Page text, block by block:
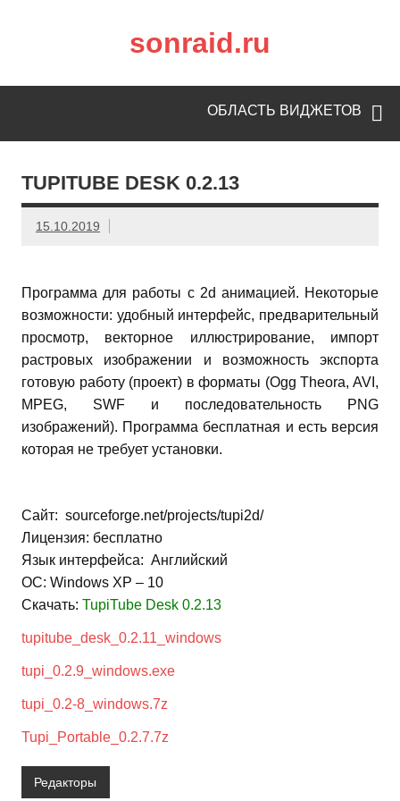
sonraid.ru
ОБЛАСТЬ ВИДЖЕТОВ
TUPITUBE DESK 0.2.13
15.10.2019
Программа для работы с 2d анимацией. Некоторые
возможности: удобный интерфейс, предварительный
просмотр, векторное иллюстрирование, импорт
растровых изображении и возможность экспорта
готовую работу (проект) в форматы (Ogg Theora, AVI,
MPEG, SWF и последовательность PNG
изображений). Программа бесплатная и есть версия
которая не требует установки.
Сайт: sourceforge.net/projects/tupi2d/
Лицензия: бесплатно
Язык интерфейса: Английский
ОС: Windows XP – 10
Скачать: TupiTube Desk 0.2.13
tupitube_desk_0.2.11_windows
tupi_0.2.9_windows.exe
tupi_0.2-8_windows.7z
Tupi_Portable_0.2.7.7z
Редакторы